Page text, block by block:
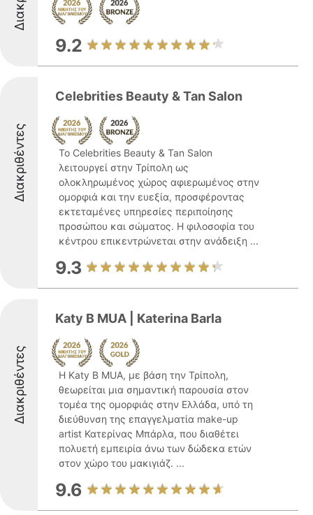
9.2
Διακριθέντες
Celebrities Beauty & Tan Salon
Το Celebrities Beauty & Tan Salon
λειτουργεί στην Τρίπολη ως
ολοκληρωμένος χώρος αφιερωμένος στην
ομορφιά και την ευεξία, προσφέροντας
εκτεταμένες υπηρεσίες περιποίησης
προσώπου και σώματος. Η φιλοσοφία του
κέντρου επικεντρώνεται στην ανάδειξη ...
9.3
Διακριθέντες
Katy B MUA | Katerina Barla
Η Katy B MUA, με βάση την Τρίπολη,
θεωρείται μια σημαντική παρουσία στον
τομέα της ομορφιάς στην Ελλάδα, υπό τη
διεύθυνση της επαγγελματία make-up
artist Κατερίνας Μπάρλα, που διαθέτει
πολυετή εμπειρία άνω των δώδεκα ετών
στον χώρο του μακιγιάζ. ...
9.6